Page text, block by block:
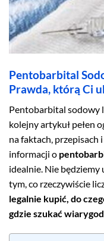
Pentobarbital
Prawda, którą Ci
Pentobarbital sodowy
kolejny artykuł pełen
na faktach, przepisach
informacji o
idealnie. Nie
tym, co rzeczywiście
legalnie kupić, do
gdzie szukać